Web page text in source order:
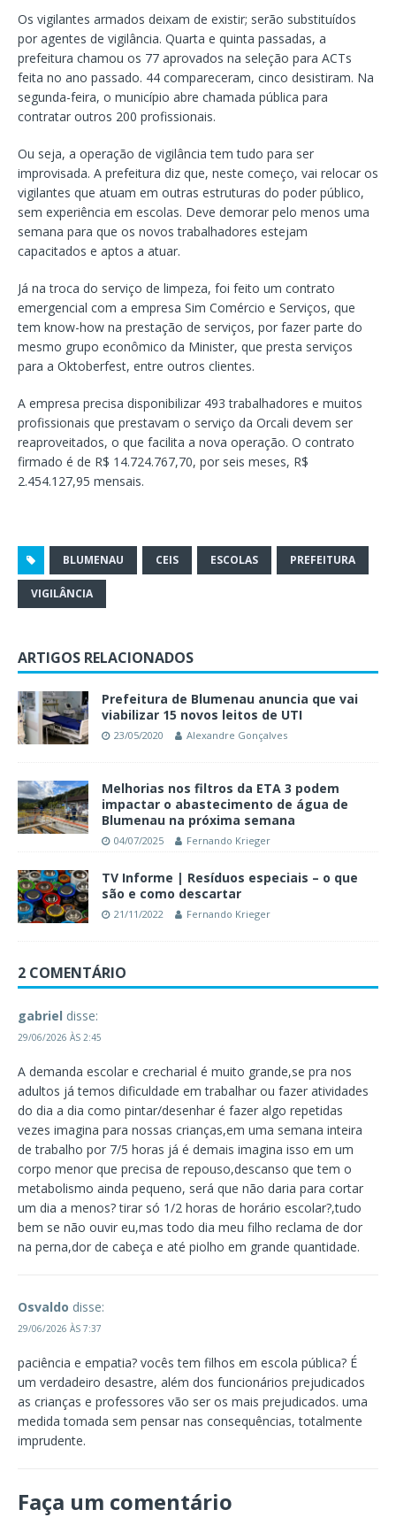
Os vigilantes armados deixam de existir; serão substituídos
por agentes de vigilância. Quarta e quinta passadas, a
prefeitura chamou os 77 aprovados na seleção para ACTs
feita no ano passado. 44 compareceram, cinco desistiram. Na
segunda-feira, o município abre chamada pública para
contratar outros 200 profissionais.
Ou seja, a operação de vigilância tem tudo para ser
improvisada. A prefeitura diz que, neste começo, vai relocar os
vigilantes que atuam em outras estruturas do poder público,
sem experiência em escolas. Deve demorar pelo menos uma
semana para que os novos trabalhadores estejam
capacitados e aptos a atuar.
Já na troca do serviço de limpeza, foi feito um contrato
emergencial com a empresa Sim Comércio e Serviços, que
tem know-how na prestação de serviços, por fazer parte do
mesmo grupo econômico da Minister, que presta serviços
para a Oktoberfest, entre outros clientes.
A empresa precisa disponibilizar 493 trabalhadores e muitos
profissionais que prestavam o serviço da Orcali devem ser
reaproveitados, o que facilita a nova operação. O contrato
firmado é de R$ 14.724.767,70, por seis meses, R$
2.454.127,95 mensais.
BLUMENAU CEIS ESCOLAS PREFEITURA
VIGILÂNCIA
ARTIGOS RELACIONADOS
Prefeitura de Blumenau anuncia que vai
viabilizar 15 novos leitos de UTI
23/05/2020 Alexandre Gonçalves
Melhorias nos filtros da ETA 3 podem
impactar o abastecimento de água de
Blumenau na próxima semana
04/07/2025 Fernando Krieger
TV Informe | Resíduos especiais – o que
são e como descartar
21/11/2022 Fernando Krieger
2 COMENTÁRIO
gabriel disse:
29/06/2026 ÀS 2:45
A demanda escolar e crecharial é muito grande,se pra nos
adultos já temos dificuldade em trabalhar ou fazer atividades
do dia a dia como pintar/desenhar é fazer algo repetidas
vezes imagina para nossas crianças,em uma semana inteira
de trabalho por 7/5 horas já é demais imagina isso em um
corpo menor que precisa de repouso,descanso que tem o
metabolismo ainda pequeno, será que não daria para cortar
um dia a menos? tirar só 1/2 horas de horário escolar?,tudo
bem se não ouvir eu,mas todo dia meu filho reclama de dor
na perna,dor de cabeça e até piolho em grande quantidade.
Osvaldo disse:
29/06/2026 ÀS 7:37
paciência e empatia? vocês tem filhos em escola pública? É
um verdadeiro desastre, além dos funcionários prejudicados
as crianças e professores vão ser os mais prejudicados. uma
medida tomada sem pensar nas consequências, totalmente
imprudente.
Faça um comentário